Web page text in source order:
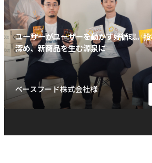
ユーザーがユーザーを動かす好循環。
深め、新商品を生む源泉に
ベースフード株式会社様